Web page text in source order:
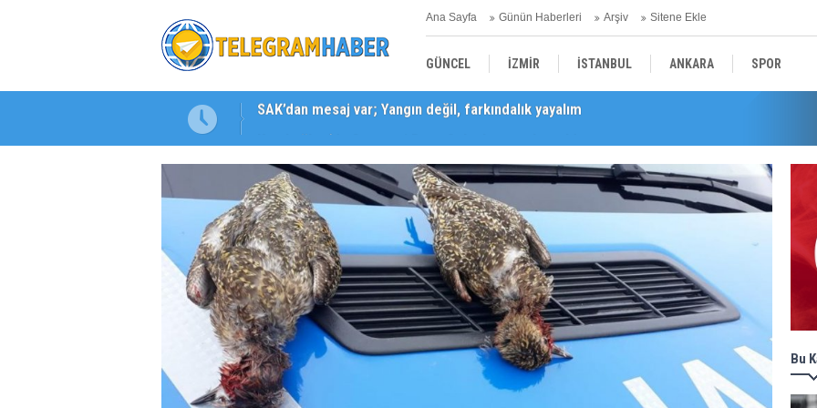
Ana Sayfa Günün Haberleri Arşiv Sitene Ekle
GÜNCEL İZMİR İSTANBUL ANKARA SPOR
YEREL SAĞLIK
Karabağlar ‘da Gazeteci Barış Selçuk saygıyla anıldı
Bu